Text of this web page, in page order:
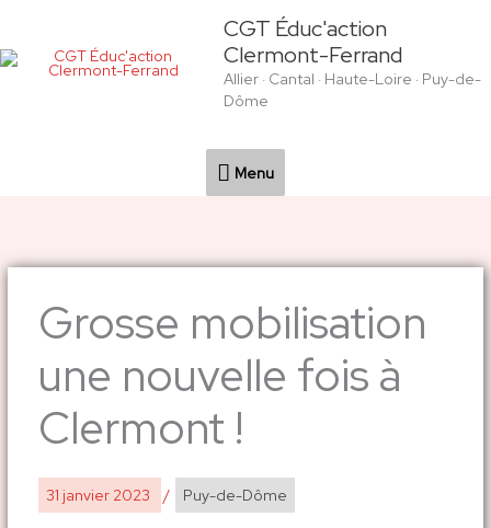
contenu
CGT Éduc'action
Clermont-Ferrand
Allier · Cantal · Haute-Loire · Puy-de-
Dôme
Menu
Menu
Grosse mobilisation
une nouvelle fois à
Clermont !
31 janvier 2023 / Puy-de-Dôme